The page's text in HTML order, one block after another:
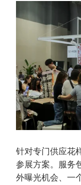
针对专门供应花
参展方案。服务
外曝光机会、一